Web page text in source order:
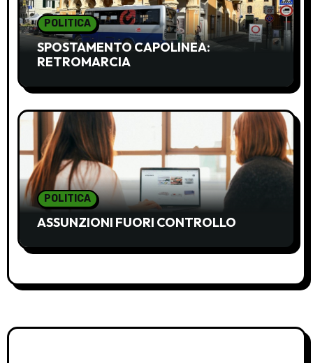
i
c
l
POLITICA
SPOSTAMENTO CAPOLINEA:
RETROMARCIA
POLITICA
ASSUNZIONI FUORI CONTROLLO